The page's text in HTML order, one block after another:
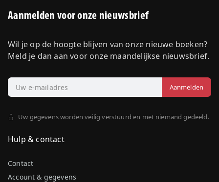
Aanmelden voor onze nieuwsbrief
Wil je op de hoogte blijven van onze nieuwe boeken?
Meld je dan aan voor onze maandelijkse nieuwsbrief.
Uw gegevens worden veilig verstuurd en met niemand gedeeld.
Hulp & contact
Account & gegevens
Contact